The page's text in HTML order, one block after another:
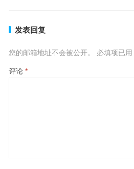
发表回复
您的邮箱地址不会被公开。 必填项已用
评论 *